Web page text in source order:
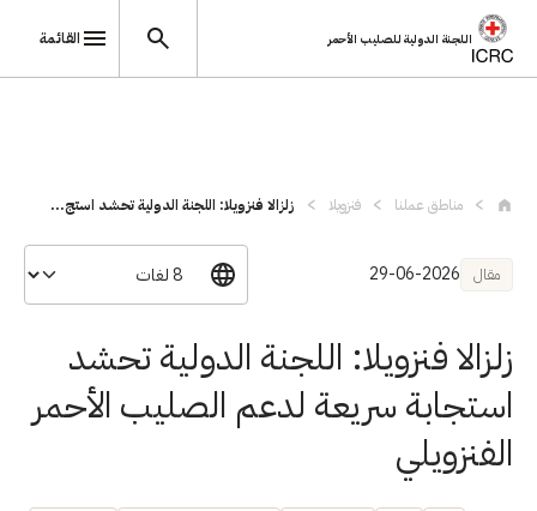
اللجنة الدولية للصليب الأحمر القائمة
مناطق عملنا فنزويلا زلزالا فنزويلا: اللجنة الدولية تحشد استج...
مقال 29-06-2026
زلزالا فنزويلا: اللجنة الدولية تحشد
استجابة سريعة لدعم الصليب الأحمر
الفنزويلي